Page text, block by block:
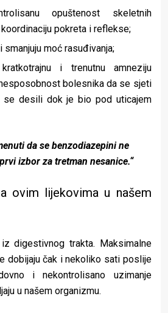
opuštenost skeletnih
pokreta i reflekse;
moć rasuđivanja;
i trenutnu amneziju
bolesnika da se sjeti
se desili dok je bio pod uticajem
da se benzodiazepini ne
izbor za tretman nesanice.“
ovim lijekovima u našem
digestivnog trakta. Maksimalne
dobijaju čak i nekoliko sati poslije
i nekontrolisano uzimanje
u našem organizmu.